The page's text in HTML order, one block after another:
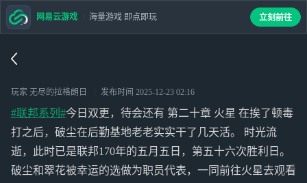
玩家 无尽的拉格朗日 发布时间 2025-12-23 02:16
#联邦系列#今日双更，待会还有 第二十章 火星 在挨了顿毒
打之后，破尘在后勤基地老老实实干了几天活。 时光流
逝，此时已是联邦170年的五月五日，第五十六次胜利日。
破尘和翠花被幸运的选做为职员代表，一同前往火星去观看
网易云游戏 海量游戏 即点即玩 立刻前往